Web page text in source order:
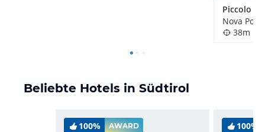
38m
Beliebte Hotels in Südtirol
100% AWARD 100%